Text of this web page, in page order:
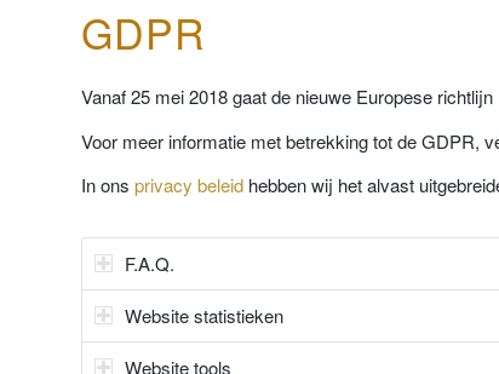
GDPR
Vanaf 25 mei 2018 gaat de nieuwe Europese
Voor meer informatie met betrekking tot de GDPR,
In ons privacy beleid hebben wij het alvast
F.A.Q.
Website statistieken
Website tools